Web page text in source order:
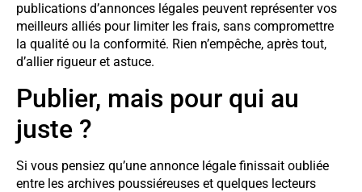
publications d’annonces légales peuvent représenter vos
meilleurs alliés pour limiter les frais, sans compromettre
la qualité ou la conformité. Rien n’empêche, après tout,
d’allier rigueur et astuce.
Publier, mais pour qui au
juste ?
Si vous pensiez qu’une annonce légale finissait oubliée
entre les archives poussiéreuses et quelques lecteurs